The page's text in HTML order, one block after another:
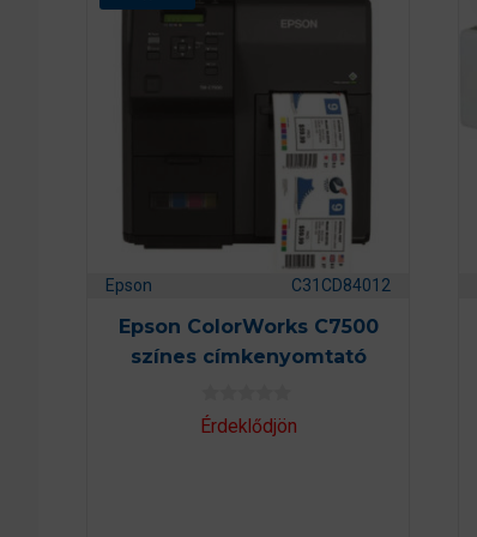
Epson C31CD84012
Epson ColorWorks C7500
színes címkenyomtató
0
aÉrdeklődjön